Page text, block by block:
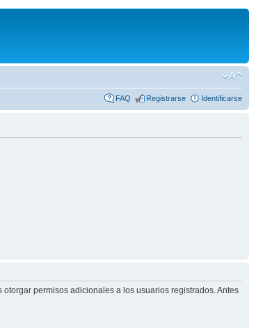
FAQ Registrarse Identificarse
permisos adicionales a los usuarios registrados. Antes